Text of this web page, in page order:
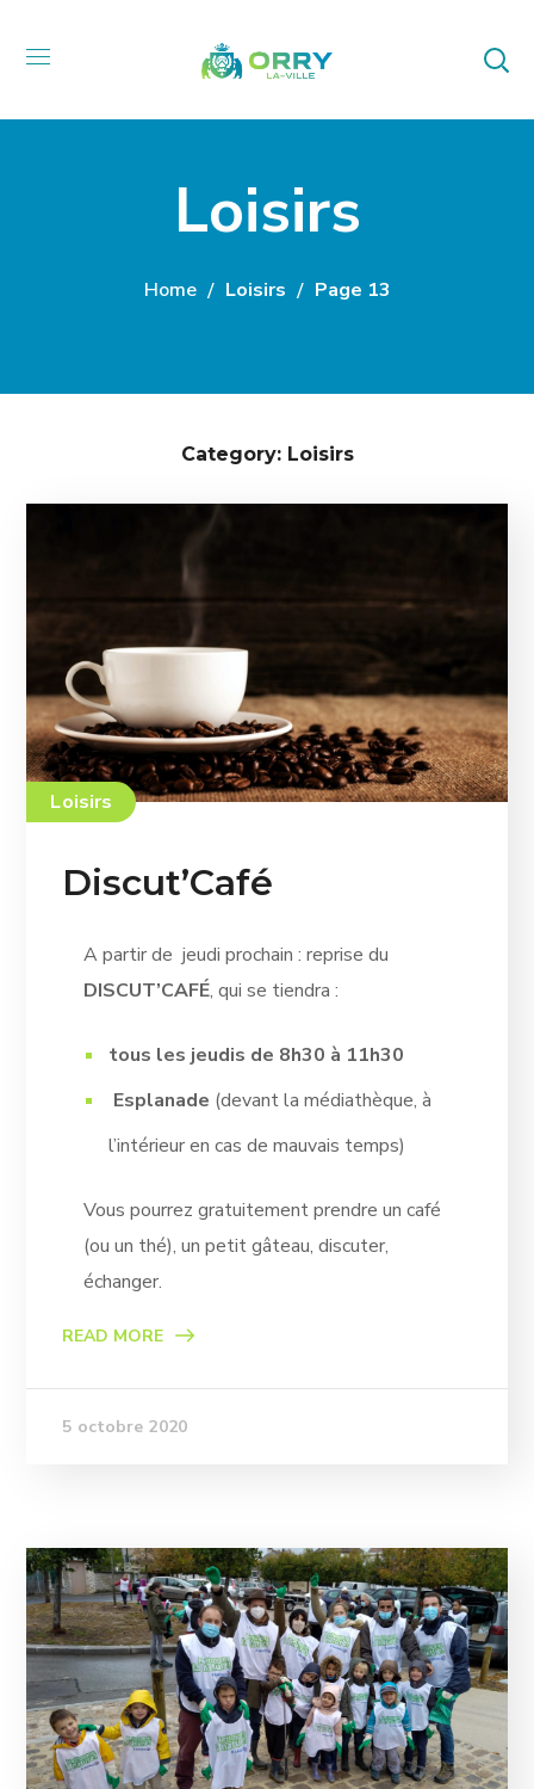
Loisirs
Home Loisirs Page 13
Category: Loisirs
Loisirs
Discut’Café
A partir de jeudi prochain : reprise du
DISCUT’CAFÉ, qui se tiendra :
tous les jeudis de 8h30 à 11h30
Esplanade (devant la médiathèque, à
l’intérieur en cas de mauvais temps)
Vous pourrez gratuitement prendre un café
(ou un thé), un petit gâteau, discuter,
échanger.
READ MORE
5 octobre 2020